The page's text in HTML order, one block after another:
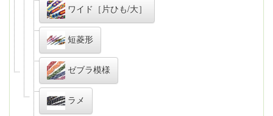
ワイド［片ひも/大］
短菱形
ゼブラ模様
ラメ